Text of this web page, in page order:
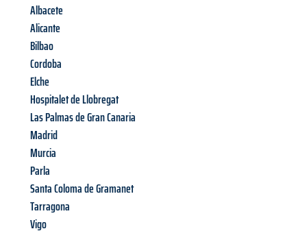
Albacete
Alicante
Bilbao
Cordoba
Elche
Hospitalet de Llobregat
Las Palmas de Gran Canaria
Madrid
Murcia
Parla
Santa Coloma de Gramanet
Tarragona
Vigo